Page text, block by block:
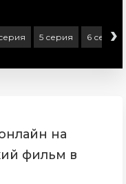
5 серия 6 серия
›
на
фильм в